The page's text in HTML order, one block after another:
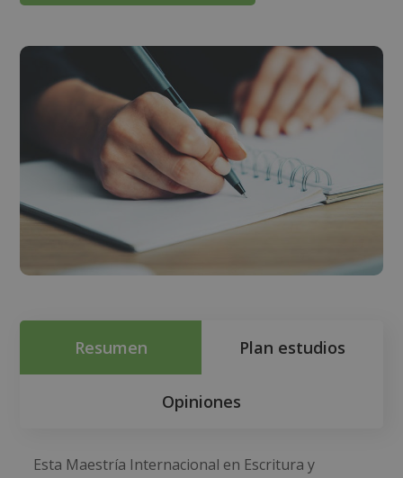
Resumen Plan estudios
Opiniones
Esta Maestría Internacional en Escritura y